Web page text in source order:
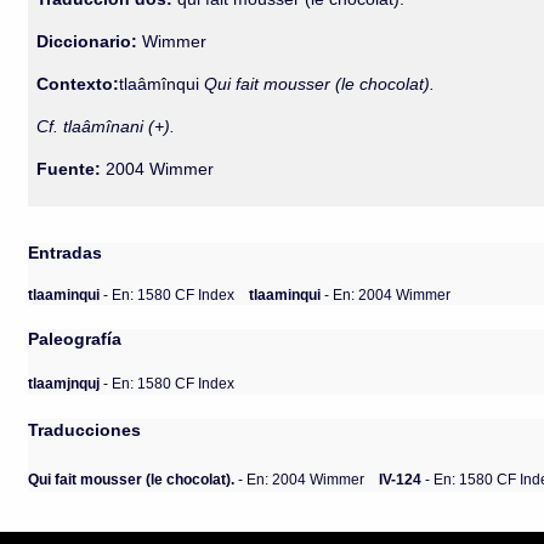
Diccionario:Wimmer
Contexto:tlaâmînquiQui fait mousser (le chocolat).
Cf. tlaâmînani (+).
Fuente: 2004 Wimmer
Entradas
tlaaminqui- En: 1580 CF Index tlaaminqui- En: 2004 Wimmer
Paleografía
tlaamjnquj - En: 1580 CF Index
Traducciones
Qui fait mousser (le chocolat). - En: 2004 Wimmer IV-124 - En: 1580 CF